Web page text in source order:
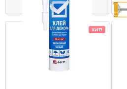
Купить
ХИТ!